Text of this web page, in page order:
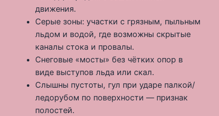
движения.
Серые зоны: участки с грязным, пыльным
льдом и водой, где возможны скрытые
каналы стока и провалы.
Снеговые «мосты» без чётких опор в
виде выступов льда или скал.
Слышны пустоты, гул при ударе палкой/
ледорубом по поверхности — признак
полостей.